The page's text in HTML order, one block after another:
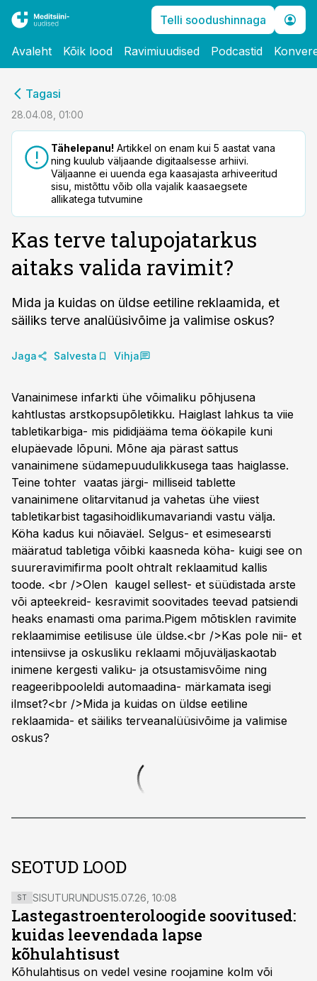
Telli soodushinnaga
Avaleht Kõik lood Ravimiuudised Podcastid
Tagasi
28.04.08, 01:00
Tähelepanu! Artikkel on enam kui 5 aastat vana
ning kuulub väljaande digitaalsesse arhiivi.
Väljaanne ei uuenda ega kaasajasta arhiveeritud
sisu, mistõttu võib olla vajalik kaasaegsete
allikatega tutvumine
Kas terve talupojatarkus
aitaks valida ravimit?
Mida ja kuidas on üldse eetiline reklaamida, et
säiliks terve analüüsivõime ja valimise oskus?
Jaga Salvesta Vihja
Vanainimese infarkti ühe võimaliku põhjusena
kahtlustas arstkopsupõletikku. Haiglast lahkus ta viie
tabletikarbiga- mis pididjääma tema öökapile kuni
elupäevade lõpuni. Mõne aja pärast sattus
vanainimene südamepuudulikkusega taas haiglasse.
Teine tohter vaatas järgi- milliseid tablette
vanainimene olitarvitanud ja vahetas ühe viiest
tabletikarbist tagasihoidlikumavariandi vastu välja.
Köha kadus kui nõiaväel. Selgus- et esimesearsti
määratud tabletiga võibki kaasneda köha- kuigi see on
suureravimifirma poolt ohtralt reklaamitud kallis
toode. <br />Olen kaugel sellest- et süüdistada arste
või apteekreid- kesravimit soovitades teevad patsiendi
heaks enamasti oma parima.Pigem mõtisklen ravimite
reklaamimise eetilisuse üle üldse.<br />Kas pole nii- et
intensiivse ja oskusliku reklaami mõjuväljaskaotab
inimene kergesti valiku- ja otsustamisvõime ning
reageeribpooleldi automaadina- märkamata isegi
ilmset?<br />Mida ja kuidas on üldse eetiline
reklaamida- et säiliks terveanalüüsivõime ja valimise
oskus?
SEOTUD LOOD
ST SISUTURUNDUS15.07.26, 10:08
Lastegastroenteroloogide soovitused:
kuidas leevendada lapse
kõhulahtisust
Kõhulahtisus on vedel vesine roojamine kolm või